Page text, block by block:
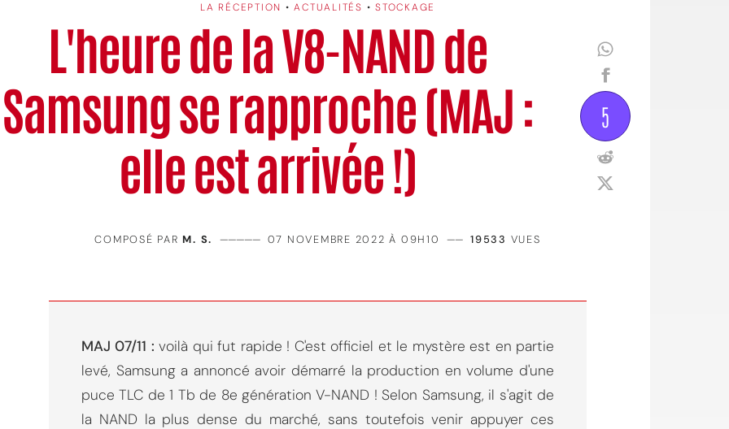
LA RÉCEPTION •ACTUALITÉS • STOCKAGE
L'heure de la V8-NAND de
Samsung se rapproche (MAJ :
elle est arrivée !)
5
COMPOSÉ PARM. S. ————— 07 NOVEMBRE 2022 À 09H10 —— 19533 VUES
MAJ 07/11 :voilà qui fut rapide ! C'est officiel et le mystère est en partie
levé, Samsung a annoncé avoir démarré la production en volume d'une
puce TLC de 1 Tb de 8e génération V-NAND ! Selon Samsung, il s'agit de
la NAND la plus dense du marché, sans toutefois venir appuyer ces